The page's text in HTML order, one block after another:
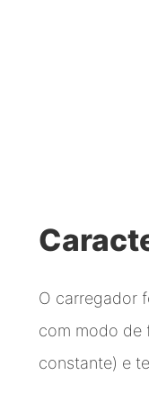
O carregador
com modo de
constante) e